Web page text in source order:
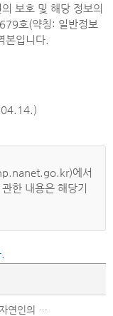
보호 및 해당 정보의
호(약칭: 일반정보
본입니다.
에서
한 내용은 해당기
본(2016.04.27.제정).pdf